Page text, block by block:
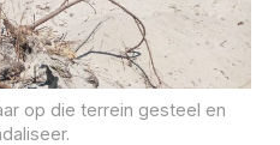
op die terrein gesteel en